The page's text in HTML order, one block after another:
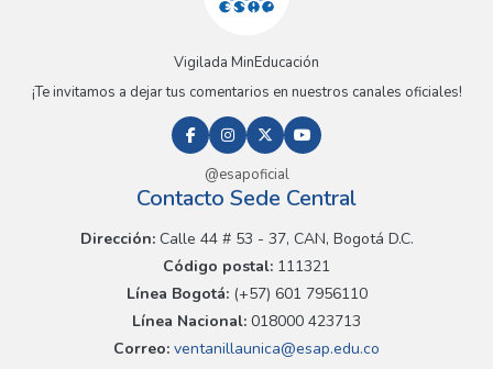
Vigilada MinEducación
¡Te invitamos a dejar tus comentarios en nuestros canales oficiales!
@esapoficial
Contacto Sede Central
Dirección:Calle 44 # 53 - 37, CAN, Bogotá D.C.
Código postal: 111321
Línea Bogotá:(+57) 601 7956110
Línea Nacional: 018000 423713
Correo: ventanillaunica@esap.edu.co